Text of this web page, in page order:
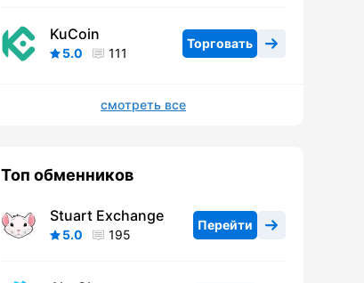
KuCoin
5.0 111
Торговать
смотреть все
Топ обменников
Stuart Exchange
5.0 195
Перейти